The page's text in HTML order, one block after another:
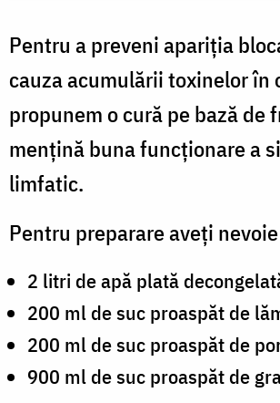
Pentru a preveni apariția
cauza acumulării toxinelor în
propunem o cură pe bază de
mențină buna funcționare a
limfatic.
Pentru preparare aveți
2 litri de apă plată
200 ml de suc proaspăt de
200 ml de suc proaspăt de
900 ml de suc proaspăt de